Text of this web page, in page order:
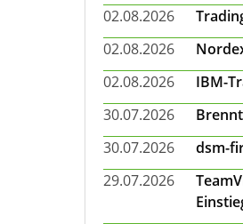
02.08.2026
02.08.2026
02.08.2026
IBM-
30.07.2026
30.07.2026
dsm-
29.07.2026